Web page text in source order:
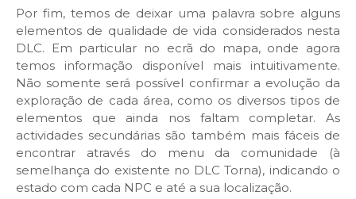
Por fim, temos de deixar uma palavra sobre alguns
elementos de qualidade de vida considerados nesta
DLC. Em particular no ecrã do mapa, onde agora
temos informação disponível mais intuitivamente.
Não somente será possível confirmar a evolução da
exploração de cada área, como os diversos tipos de
elementos que ainda nos faltam completar. As
actividades secundárias são também mais fáceis de
encontrar através do menu da comunidade (à
semelhança do existente no DLC Torna), indicando o
estado com cada NPC e até a sua localização.